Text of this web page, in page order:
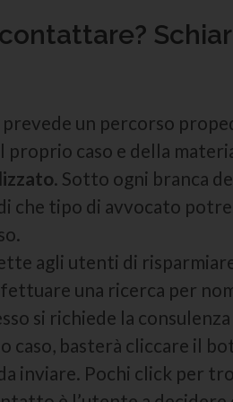
prevede un percorso
caso e della
. Sotto ogni branca
che tipo di avvocato
agli utenti di
una ricerca per
si richiede la
basterà cliccare il
inviare. Pochi click per